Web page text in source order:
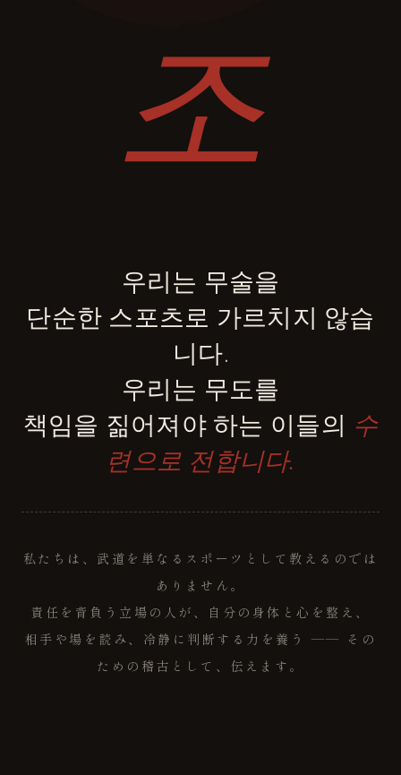
조
우리는 무술을
단순한 스포츠로 가르치지 않습
니다.
우리는 무도를
책임을 짊어져야 하는 이들의 수
련으로 전합니다.
私たちは、武道を単なるスポーツとして教えるのでは
ありません。
責任を背負う立場の人が、自分の身体と心を整え、
相手や場を読み、冷静に判断する力を養う ―― その
ための稽古として、伝えます。